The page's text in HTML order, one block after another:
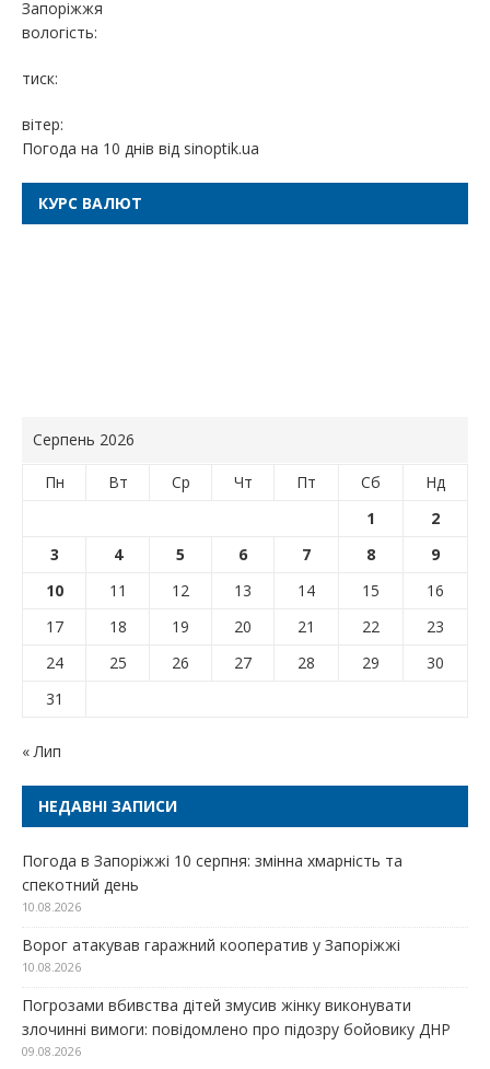
Запоріжжя
вологість:
тиск:
вітер:
Погода на 10 днів від sinoptik.ua
КУРС ВАЛЮТ
Серпень 2026
Пн Вт Ср Чт Пт Сб
Нд
1
2
3
4 5 6 7 8
9
10
11 12 13 14 15
16
17
18 19 20 21 22
23
24
25 26 27 28 29
30
31
« Лип
НЕДАВНІ ЗАПИСИ
Погода в Запоріжжі 10 серпня: змінна хмарність та
спекотний день
10.08.2026
Ворог атакував гаражний кооператив у Запоріжжі
10.08.2026
Погрозами вбивства дітей змусив жінку виконувати
злочинні вимоги: повідомлено про підозру бойовику ДНР
09.08.2026